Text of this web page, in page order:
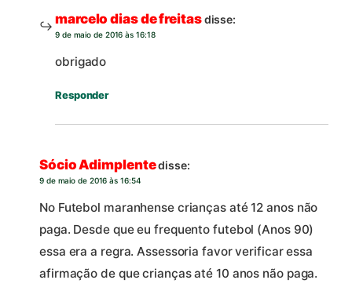
marcelo dias de freitasdisse:
9 de maio de 2016 às 16:18
obrigado
Responder
Sócio Adimplentedisse:
9 de maio de 2016 às 16:54
No Futebol maranhense crianças até 12 anos não
paga. Desde que eu frequento futebol (Anos 90)
essa era a regra. Assessoria favor verificar essa
afirmação de que crianças até 10 anos não paga.